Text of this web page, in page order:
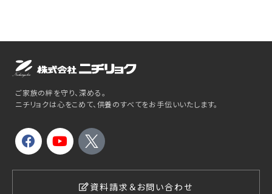
ご家族の絆を守り、深める。
ニチリョクは心をこめて、供養のすべてをお手伝いいたします。
資料請求＆お問い合わせ